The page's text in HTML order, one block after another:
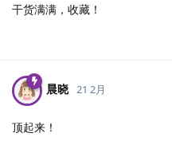
干货满满，收藏！
晨晓 21 2月
顶起来！